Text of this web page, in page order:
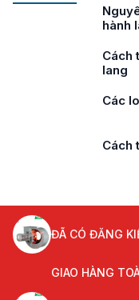
hành
Cách
lang
Các
Cách
ĐÃ CÓ ĐĂNG
GIAO HÀNG